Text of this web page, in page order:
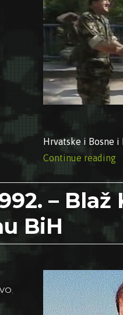
Hrvatske i Bosne i
Continue reading
–
BiH